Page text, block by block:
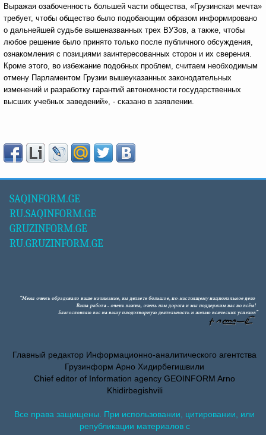
Выражая озабоченность большей части общества, «Грузинская мечта»
требует, чтобы общество было подобающим образом информировано
о дальнейшей судьбе вышеназванных трех ВУЗов, а также, чтобы
любое решение было принято только после публичного обсуждения,
ознакомления с позициями заинтересованных сторон и их сверения.
Кроме этого, во избежание подобных проблем, считаем необходимым
отмену Парламентом Грузии вышеуказанных законодательных
изменений и разработку гарантий автономности государственных
высших учебных заведений», - сказано в заявлении.
SAQINFORM.GE
RU.SAQINFORM.GE
GRUZINFORM.GE
RU.GRUZINFORM.GE
Главный редактор Информационно-аналитического агентства
Грузинформ Арно Хидирбегишвили
Chief editor of Information agency GEOINFORM Arno
Khidirbegishvili
Все права защищены. При использовании, цитировании, или
републикации материалов с